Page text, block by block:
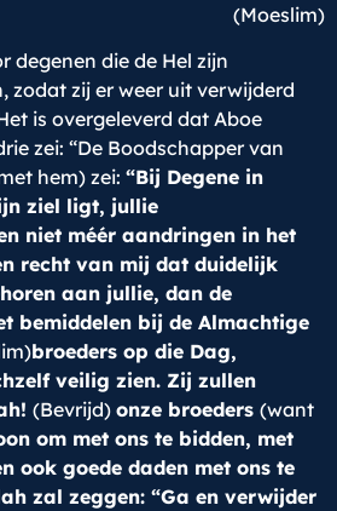
(Moeslim)
degenen die de Hel zijn
zodat zij er weer uit verwijderd
is overgeleverd dat Aboe
zei: “De Boodschapper van
hem) zei: “Bij Degene in
ziel ligt, jullie
niet méér aandringen in het
recht van mij dat duidelijk
aan jullie, dan de
bemiddelen bij de Almachtige
broeders op die Dag,
veilig zien. Zij zullen
(Bevrijd) onze broeders (want
om met ons te bidden, met
ook goede daden met ons te
zal zeggen: “Ga en verwijder